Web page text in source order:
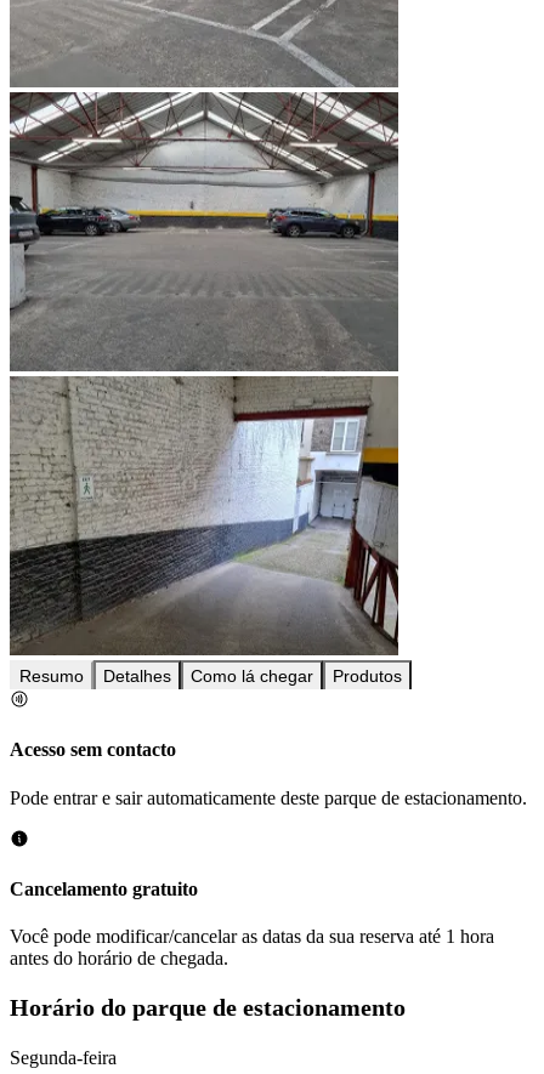
Resumo Detalhes Como lá chegar Produtos
Acesso sem contacto
Pode entrar e sair automaticamente deste parque de estacionamento.
Cancelamento gratuito
Você pode modificar/cancelar as datas da sua reserva até 1 hora
antes do horário de chegada.
Horário do parque de estacionamento
Segunda-feira